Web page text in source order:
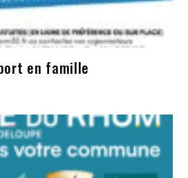
en famille